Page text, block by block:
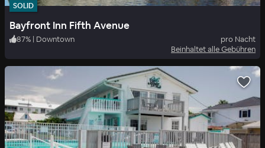
SOLID
Bayfront Inn Fifth Avenue
87% | Downtown
pro Nacht
Beinhaltet alle Gebühren